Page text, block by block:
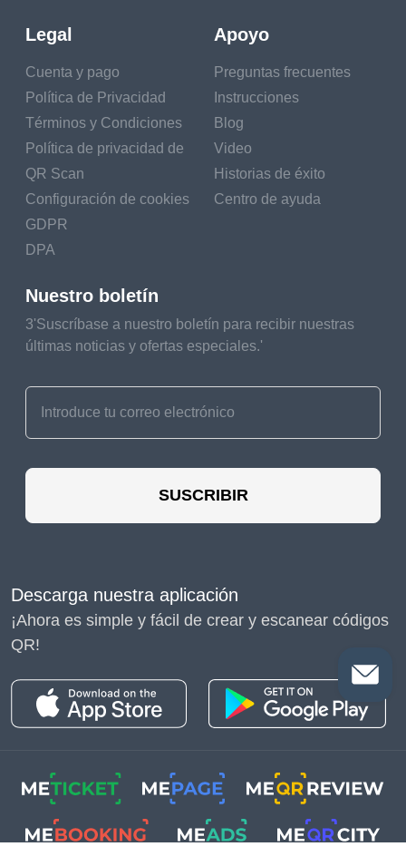
Legal
Cuenta y pago
Política de Privacidad
Términos y Condiciones
Política de privacidad de
QR Scan
Configuración de cookies
GDPR
DPA
Apoyo
Preguntas frecuentes
Instrucciones
Blog
Video
Historias de éxito
Centro de ayuda
Nuestro boletín
3'Suscríbase a nuestro boletín para recibir nuestras
últimas noticias y ofertas especiales.'
SUSCRIBIR
Descarga nuestra aplicación
¡Ahora es simple y fácil de crear y escanear códigos
QR!